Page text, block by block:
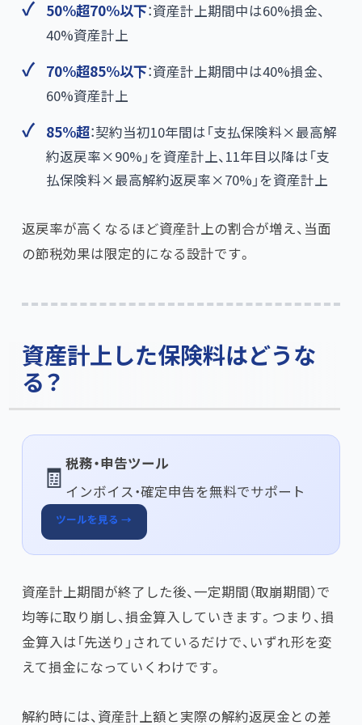
50%超70%以下：資産計上期間中は60%損金、
40%資産計上
70%超85%以下：資産計上期間中は40%損金、
60%資産計上
85%超：契約当初10年間は「支払保険料×最高解
約返戻率×90%」を資産計上、11年目以降は「支
払保険料×最高解約返戻率×70%」を資産計上
返戻率が高くなるほど資産計上の割合が増え、当面
の節税効果は限定的になる設計です。
資産計上した保険料はどうな
る？
🧾
税務・申告ツール
インボイス・確定申告を無料でサポート
ツールを見る →
資産計上期間が終了した後、一定期間（取崩期間）で
均等に取り崩し、損金算入していきます。つまり、損
金算入は「先送り」されているだけで、いずれ形を変
えて損金になっていくわけです。
解約時には、資産計上額と実際の解約返戻金との差